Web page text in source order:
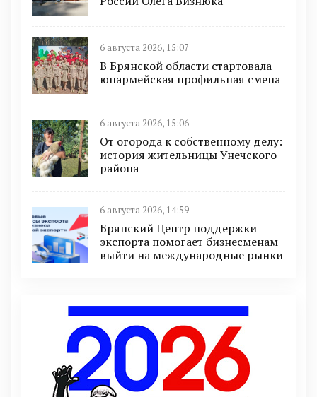
6 августа 2026, 15:07
В Брянской области стартовала
юнармейская профильная смена
6 августа 2026, 15:06
От огорода к собственному делу:
история жительницы Унечского
района
6 августа 2026, 14:59
Брянский Центр поддержки
экспорта помогает бизнесменам
выйти на международные рынки